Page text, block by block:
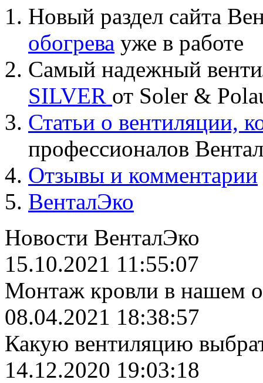
Новый раздел сайта
обогрева уже в работе
Самый надежный
SILVER от Soler &
Статьи о вентиляции,
профессионалов
Отзывы и комментарии
ВенталЭко
Новости ВенталЭко
15.10.2021 11:55:07
Монтаж кровли в нашем
08.04.2021 18:38:57
Какую вентиляцию
14.12.2020 19:03:18